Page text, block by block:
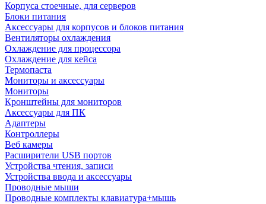
Корпуса стоечные, для серверов
Блоки питания
Аксессуары для корпусов и блоков питания
Вентиляторы охлаждения
Охлаждение для процессора
Охлаждение для кейса
Термопаста
Мониторы и аксессуары
Мониторы
Кронштейны для мониторов
Аксессуары для ПК
Адаптеры
Контроллеры
Веб камеры
Расширители USB портов
Устройства чтения, записи
Устройства ввода и аксессуары
Проводные мыши
Проводные комплекты клавиатура+мышь